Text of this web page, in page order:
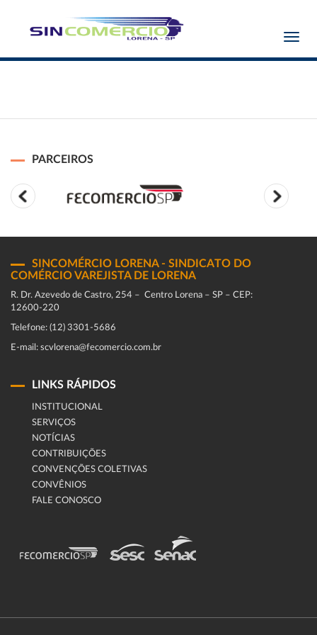
PARCEIROS
SINCOMÉRCIO LORENA - SINDICATO DO
COMÉRCIO VAREJISTA DE LORENA
R. Dr. Azevedo de Castro, 254 – Centro Lorena – SP – CEP:
12600-220
Telefone: (12) 3301-5686
E-mail: scvlorena@fecomercio.com.br
LINKS RÁPIDOS
INSTITUCIONAL
SERVIÇOS
NOTÍCIAS
CONTRIBUIÇÕES
CONVENÇÕES COLETIVAS
CONVÊNIOS
FALE CONOSCO